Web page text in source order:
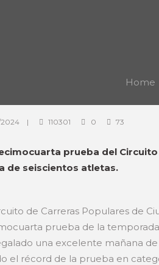
Home
110301 0 73
prueba del
de seiscientos atletas.
de Carreras Populares de
prueba de la
una excelente mañana
el récord de la prueba en